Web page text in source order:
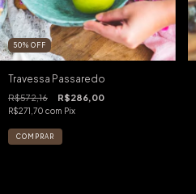
50% OFF
Travessa Passaredo
R$572,16 R$286,00
R$271,70 com Pix